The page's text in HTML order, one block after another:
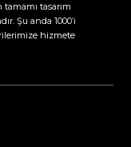
tasarım
Şu anda 1000’i
hizmete